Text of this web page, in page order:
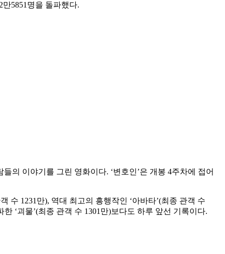
5851명을 돌파했다.
의 이야기를 그린 영화이다. ‘변호인’은 개봉 4주차에 접어
수 1231만), 역대 최고의 흥행작인 ‘아바타’(최종 관객 수
‘괴물’(최종 관객 수 1301만)보다도 하루 앞선 기록이다.